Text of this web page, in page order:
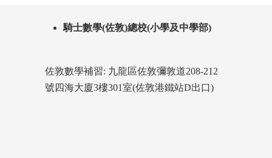
騎士數學(佐敦)總校(小學及中學部)
佐敦數學補習: 九龍區佐敦彌敦道208-212
號四海大廈3樓301室(佐敦港鐵站D出口)